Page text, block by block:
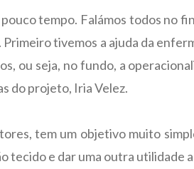
tempo. Falámos todos no
Primeiro tivemos a ajuda da
ou seja, no fundo, a
do projeto, Iria Velez.
tem um objetivo muito
tecido e dar uma outra utilidade